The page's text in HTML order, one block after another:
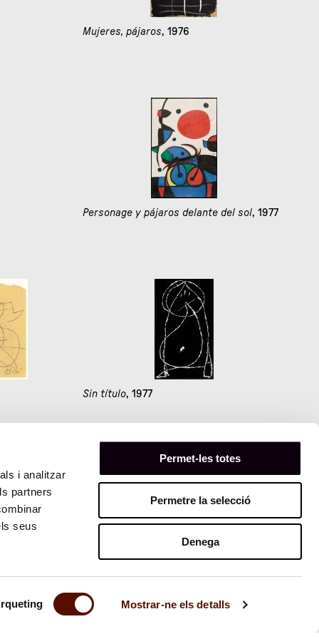
i analitzar
partners
seus
Mostrar-ne els detalls
Permet-les totes
Permetre la selecció
Denega
Mujeres, pájaros, 1976
Personage y pájaros delante del sol, 1977
Sin título, 1977